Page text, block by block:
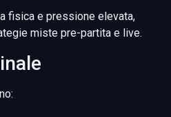
fisica e pressione elevata,
miste pre-partita e live.